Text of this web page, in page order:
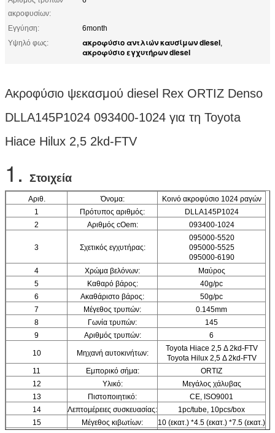
ακροφυσίων:
Εγγύηση:
6month
Υψηλό φως:
ακροφύσιο αντλιών καυσίμων diesel,
ακροφύσιο εγχυτήρων diesel
Ακροφύσιο ψεκασμού diesel Rex ORTIZ Denso
DLLA145P1024 093400-1024 για τη Toyota
Hiace Hilux 2,5 2kd-FTV
1. Στοιχεία
Αριθ. Όνομα:
Κοινό ακροφύσιο 1024 ραγών
1
Πρότυπος αριθμός:
DLLA145P1024
2
Αριθμός cOem: 093400-1024
3 Σχετικός εγχυτήρας:
095000-5520
095000-5525
095000-6190
4
Χρώμα βελόνων:
Μαύρος
5
Καθαρό βάρος:
40g/pc
6
Ακαθάριστο βάρος:
50g/pc
7
Μέγεθος τρυπών:
0.145mm
8
Γωνία τρυπών:
145
9
Αριθμός τρυπών: 6
10 Μηχανή αυτοκινήτων:
Toyota Hiace 2,5 Δ 2kd-FTV
Toyota Hilux 2,5 Δ 2kd-FTV
11
Εμπορικό σήμα:
ORTIZ
12
Υλικό:
Μεγάλος χάλυβας
13
Πιστοποιητικό:
CE, ISO9001
14
Λεπτομέρειες συσκευασίας:
1pc/tube, 10pcs/box
15
Μέγεθος κιβωτίων:
10 (εκατ.) *4.5 (εκατ.) *7.5 (εκατ.)